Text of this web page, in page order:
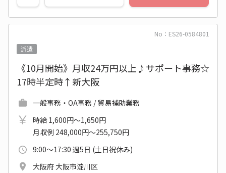
No：ES26-0584801
派遣
《10月開始》月収24万円以上♪サポート事務☆
17時半定時↑新大阪
一般事務・OA事務 / 貿易補助業務
時給 1,600円～1,650円
月収例 248,000円～255,750円
9:00～17:30 週5日 (土日祝休み)
大阪府 大阪市淀川区